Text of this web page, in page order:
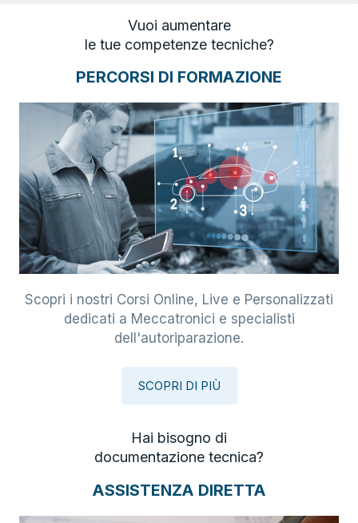
Vuoi aumentare
le tue competenze tecniche?
PERCORSI DI FORMAZIONE
Scopri i nostri Corsi Online, Live e Personalizzati
dedicati a Meccatronici e specialisti
dell'autoriparazione.
SCOPRI DI PIÙ
Hai bisogno di
documentazione tecnica?
ASSISTENZA DIRETTA